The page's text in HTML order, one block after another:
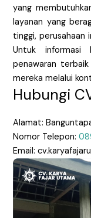
yang
layanan yang
tinggi, perusahaan
Untuk informasi
penawaran
mereka melalui
Hubungi
Alamat:
Nomor Telepon:
Email: